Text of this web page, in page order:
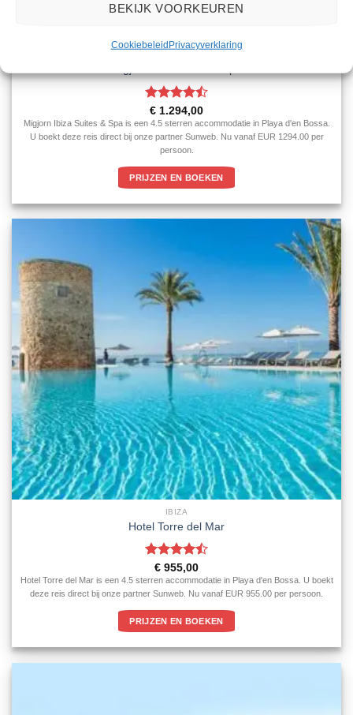
BEKIJK VOORKEUREN
CookiebeleidPrivacyverklaring
Gewaardeerd
4.5uit 5
€ 1.294,00
Migjorn Ibiza Suites & Spa is een 4.5 sterren accommodatie in Playa d'en Bossa.
U boekt deze reis direct bij onze partner Sunweb. Nu vanaf EUR 1294.00 per
persoon.
PRIJZEN EN BOEKEN
IBIZA
Hotel Torre del Mar
Gewaardeerd
4.5uit 5
€ 955,00
Hotel Torre del Mar is een 4.5 sterren accommodatie in Playa d'en Bossa. U boekt
deze reis direct bij onze partner Sunweb. Nu vanaf EUR 955.00 per persoon.
PRIJZEN EN BOEKEN